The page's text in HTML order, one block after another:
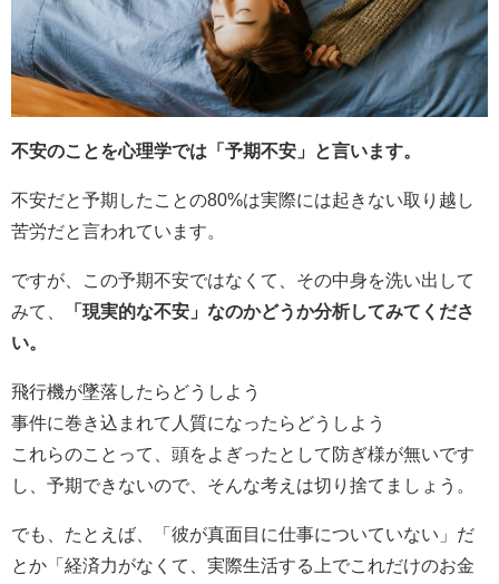
不安のことを心理学では「予期不安」と言います。
不安だと予期したことの80%は実際には起きない取り越し
苦労だと言われています。
ですが、この予期不安ではなくて、その中身を洗い出して
みて、
「現実的な不安」なのかどうか分析してみてくださ
い。
飛行機が墜落したらどうしよう
事件に巻き込まれて人質になったらどうしよう
これらのことって、頭をよぎったとして防ぎ様が無いです
し、予期できないので、そんな考えは切り捨てましょう。
でも、たとえば、「彼が真面目に仕事についていない」だ
とか「経済力がなくて、実際生活する上でこれだけのお金